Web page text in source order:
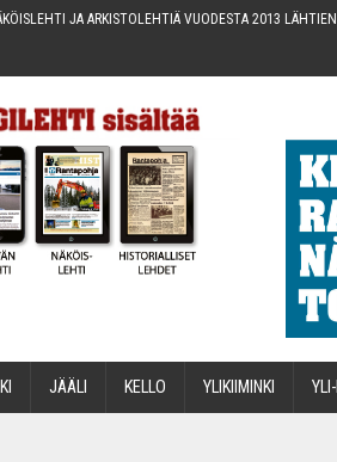
JA ARKIS­TO­LEH­TIÄ VUO­DES­TA 2013 LÄHTIEN
JÄÄ­LI KEL­LO YLI­KII­MIN­KI YLI-II